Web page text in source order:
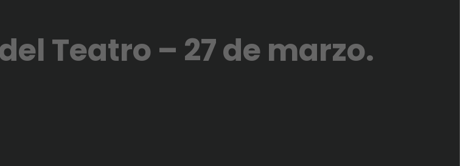
Teatro – 27 de marzo.